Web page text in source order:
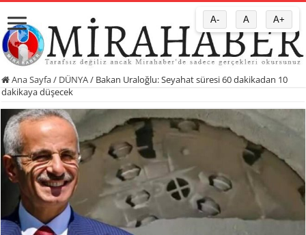
Ana Sayfa/ DÜNYA/ Bakan Uraloğlu: Seyahat süresi 60 dakikadan 10
dakikaya düşecek
A- A A+